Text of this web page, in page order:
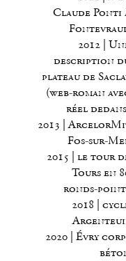
Claude Ponti
2012 |
description
plateau de
(web-roman
réel
2013 |
Fos-sur-
2015 | le tour
Tours en
ronds-
2018 |
2020 | Évry